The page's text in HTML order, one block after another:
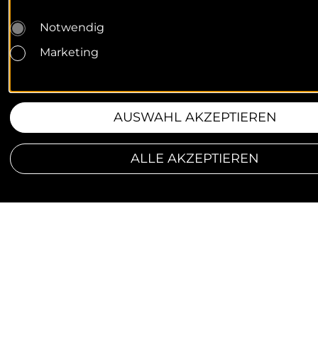
Notwendig
Marketing
AUSWAHL AKZEPTIEREN
ALLE AKZEPTIEREN